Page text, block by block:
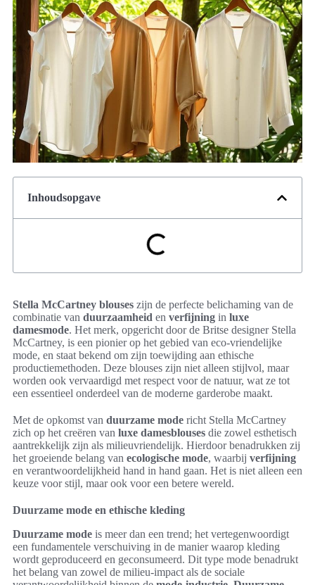
Inhoudsopgave
Stella McCartney blouses zijn de perfecte belichaming van de
combinatie van duurzaamheid en verfijning in luxe
damesmode. Het merk, opgericht door de Britse designer Stella
McCartney, is een pionier op het gebied van eco-vriendelijke
mode, en staat bekend om zijn toewijding aan ethische
productiemethoden. Deze blouses zijn niet alleen stijlvol, maar
worden ook vervaardigd met respect voor de natuur, wat ze tot
een essentieel onderdeel van de moderne garderobe maakt.
Met de opkomst van duurzame mode richt Stella McCartney
zich op het creëren van luxe damesblouses die zowel esthetisch
aantrekkelijk zijn als milieuvriendelijk. Hierdoor benadrukken zij
het groeiende belang van ecologische mode, waarbij verfijning
en verantwoordelijkheid hand in hand gaan. Het is niet alleen een
keuze voor stijl, maar ook voor een betere wereld.
Duurzame mode en ethische kleding
Duurzame mode is meer dan een trend; het vertegenwoordigt
een fundamentele verschuiving in de manier waarop kleding
wordt geproduceerd en geconsumeerd. Dit type mode benadrukt
het belang van zowel de milieu-impact als de sociale